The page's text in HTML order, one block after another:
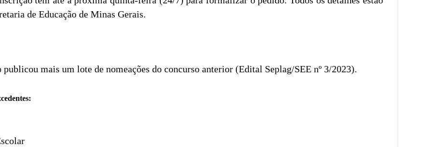
de Educação de Minas Gerais.
mais um lote de nomeações do concurso anterior (Edital Seplag/SEE nº 3/2023).